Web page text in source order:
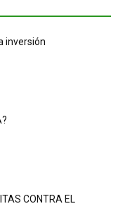
inversión
CONTRA EL